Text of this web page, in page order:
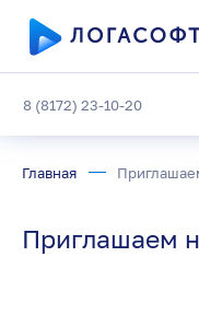
8 (8172) 23-10-20
Главная
Приглашаем